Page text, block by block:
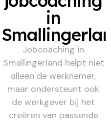
in
Jobcoaching in
Smallingerland helpt niet
alleen de werknemer,
maar ondersteunt ook
de werkgever bij het
creëren van passende